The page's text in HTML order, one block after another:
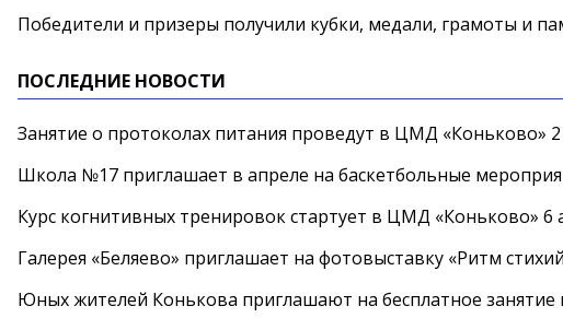
Победители и призеры получили кубки, медали, грамоты и
ПОСЛЕДНИЕ НОВОСТИ
Занятие о протоколах питания проведут в ЦМД «Коньково» 2
Школа №17 приглашает в апреле на баскетбольные
Курс когнитивных тренировок стартует в ЦМД «Коньково» 6
Галерея «Беляево» приглашает на фотовыставку «Ритм
Юных жителей Конькова приглашают на бесплатное занятие